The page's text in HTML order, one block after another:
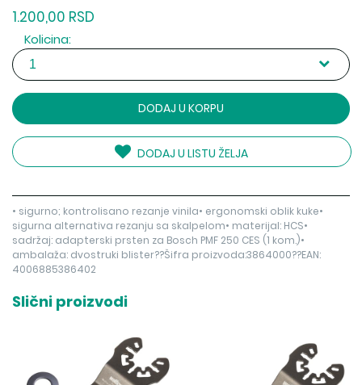
1.200,00 RSD
Kolicina:
DODAJ U KORPU
DODAJ U LISTU ŽELJA
• sigurno; kontrolisano rezanje vinila• ergonomski oblik kuke•
sigurna alternativa rezanju sa skalpelom• materijal: HCS•
sadržaj: adapterski prsten za Bosch PMF 250 CES (1 kom.)•
ambalaža: dvostruki blister??Šifra proizvoda:3864000??EAN:
4006885386402
Slični proizvodi